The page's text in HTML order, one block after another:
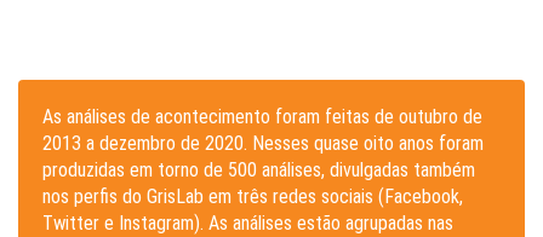
As análises de acontecimento foram feitas de outubro de
2013 a dezembro de 2020. Nesses quase oito anos foram
produzidas em torno de 500 análises, divulgadas também
nos perfis do GrisLab em três redes sociais (Facebook,
Twitter e Instagram). As análises estão agrupadas nas